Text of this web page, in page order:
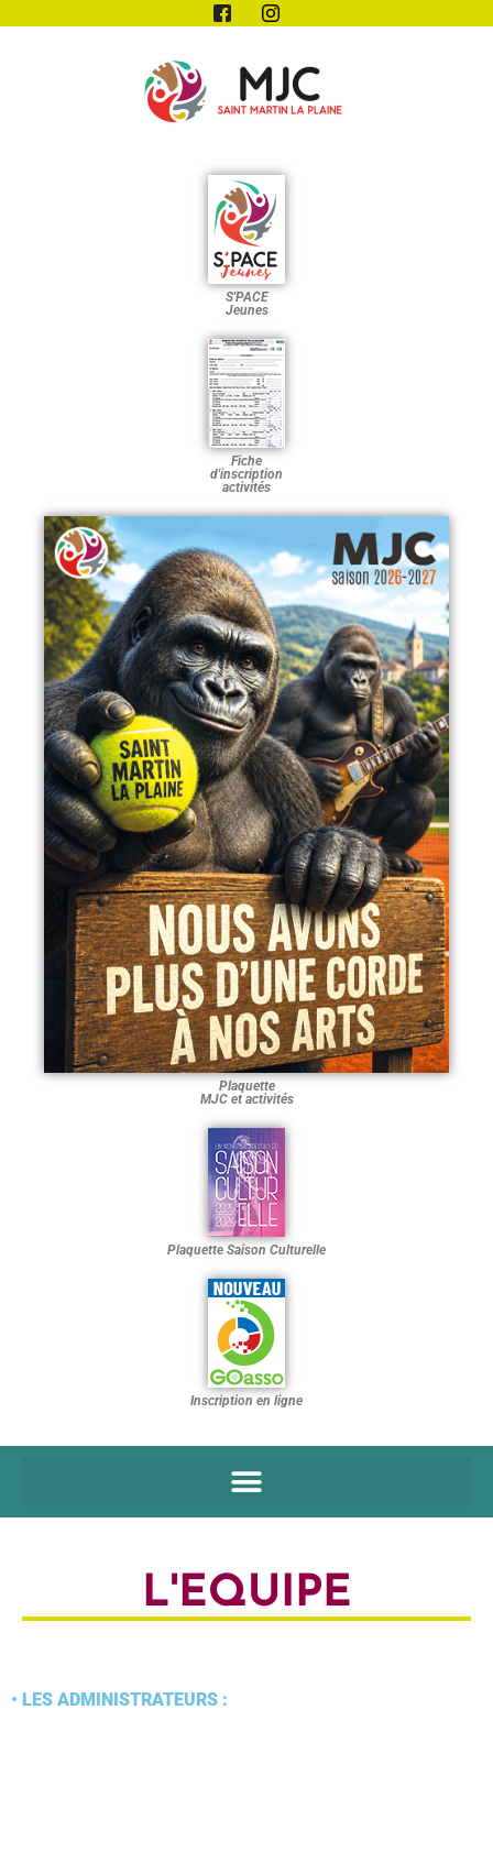
S'PACE
Jeunes
Fiche
d'inscription
activités
Plaquette
MJC et activités
Plaquette Saison Culturelle
Inscription en ligne
L'EQUIPE
• LES ADMINISTRATEURS :